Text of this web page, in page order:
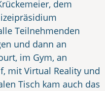
dem
Teilnehmenden
und dann an
im Gym, an
mit Virtual Reality und
Tisch kam auch das